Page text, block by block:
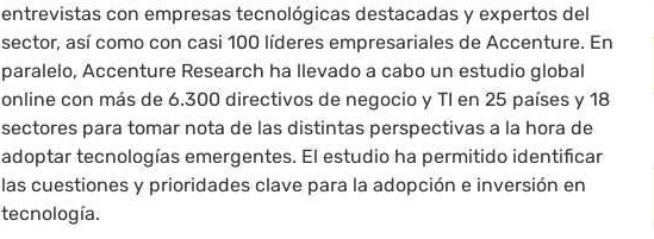
entrevistas con empresas tecnológicas destacadas y expertos del
sector, así como con casi 100 líderes empresariales de Accenture. En
paralelo, Accenture Research ha llevado a cabo un estudio global
online con más de 6.300 directivos de negocio y TI en 25 países y 18
sectores para tomar nota de las distintas perspectivas a la hora de
adoptar tecnologías emergentes. El estudio ha permitido identificar
las cuestiones y prioridades clave para la adopción e inversión en
tecnología.